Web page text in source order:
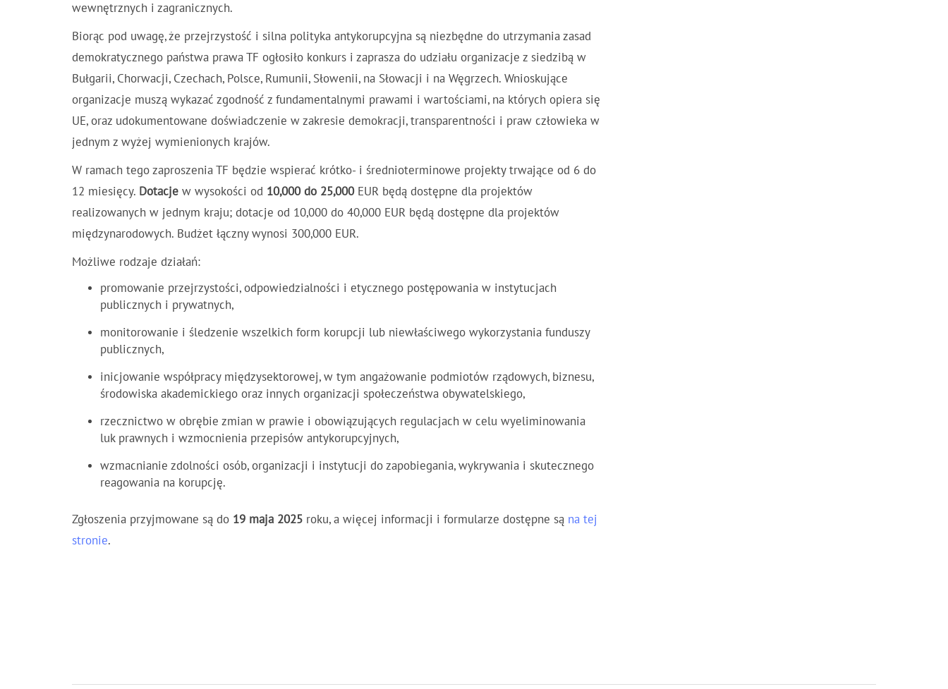
wewnętrznych i zagranicznych.
Biorąc pod uwagę, że przejrzystość i silna polityka antykorupcyjna są niezbędne do utrzymania zasad
demokratycznego państwa prawa TF ogłosiło konkurs i zaprasza do udziału organizacje z siedzibą w
Bułgarii, Chorwacji, Czechach, Polsce, Rumunii, Słowenii, na Słowacji i na Węgrzech. Wnioskujące
organizacje muszą wykazać zgodność z fundamentalnymi prawami i wartościami, na których opiera się
UE, oraz udokumentowane doświadczenie w zakresie demokracji, transparentności i praw człowieka w
jednym z wyżej wymienionych krajów.
W ramach tego zaproszenia TF będzie wspierać krótko- i średnioterminowe projekty trwające od 6 do
12 miesięcy. Dotacje w wysokości od 10,000 do 25,000EUR będą dostępne dla projektów
realizowanych w jednym kraju; dotacje od 10,000 do 40,000 EUR będą dostępne dla projektów
międzynarodowych. Budżet łączny wynosi 300,000 EUR.
Możliwe rodzaje działań:
promowanie przejrzystości, odpowiedzialności i etycznego postępowania w instytucjach
publicznych i prywatnych,
monitorowanie i śledzenie wszelkich form korupcji lub niewłaściwego wykorzystania funduszy
publicznych,
inicjowanie współpracy międzysektorowej, w tym angażowanie podmiotów rządowych, biznesu,
środowiska akademickiego oraz innych organizacji społeczeństwa obywatelskiego,
rzecznictwo w obrębie zmian w prawie i obowiązujących regulacjach w celu wyeliminowania
luk prawnych i wzmocnienia przepisów antykorupcyjnych,
wzmacnianie zdolności osób, organizacji i instytucji do zapobiegania, wykrywania i skutecznego
reagowania na korupcję.
Zgłoszenia przyjmowane są do 19 maja 2025 roku, a więcej informacji i formularze dostępne są na tej
stronie.